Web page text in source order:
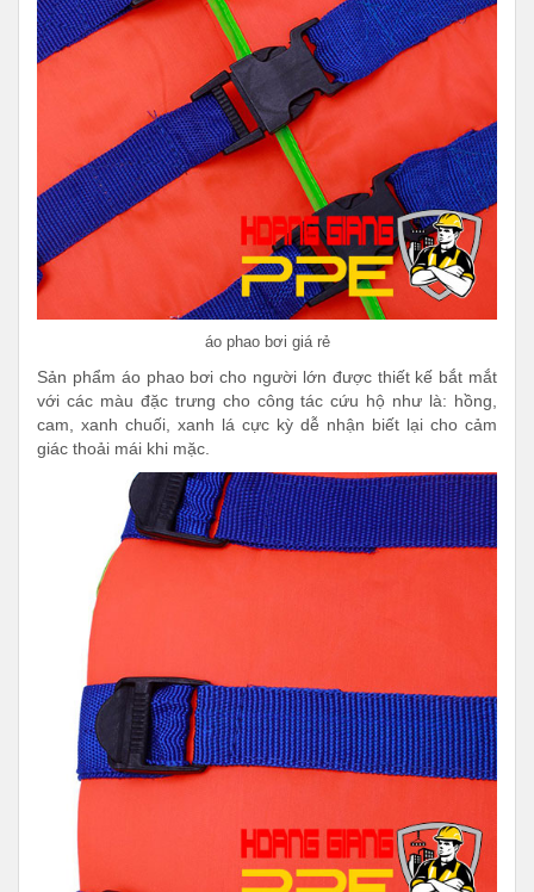
áo phao bơi giá rẻ
Sản phẩm áo phao bơi cho người lớn được thiết kế bắt mắt
với các màu đặc trưng cho công tác cứu hộ như là: hồng,
cam, xanh chuối, xanh lá cực kỳ dễ nhận biết lại cho cảm
giác thoải mái khi mặc.